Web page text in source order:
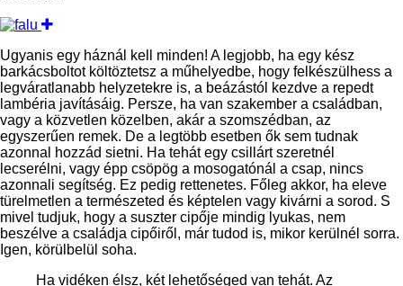
Ugyanis egy háznál kell minden! A legjobb, ha egy kész
barkácsboltot költöztetsz a műhelyedbe, hogy felkészülhess a
legváratlanabb helyzetekre is, a beázástól kezdve a repedt
lambéria javításáig. Persze, ha van szakember a családban,
vagy a közvetlen közelben, akár a szomszédban, az
egyszerűen remek. De a legtöbb esetben ők sem tudnak
azonnal hozzád sietni. Ha tehát egy csillárt szeretnél
lecserélni, vagy épp csöpög a mosogatónál a csap, nincs
azonnali segítség. Ez pedig rettenetes. Főleg akkor, ha eleve
türelmetlen a természeted és képtelen vagy kivárni a sorod. S
mivel tudjuk, hogy a suszter cipője mindig lyukas, nem
beszélve a családja cipőiről, már tudod is, mikor kerülnél sorra.
Igen, körülbelül soha.
Ha vidéken élsz, két lehetőséged van tehát. Az